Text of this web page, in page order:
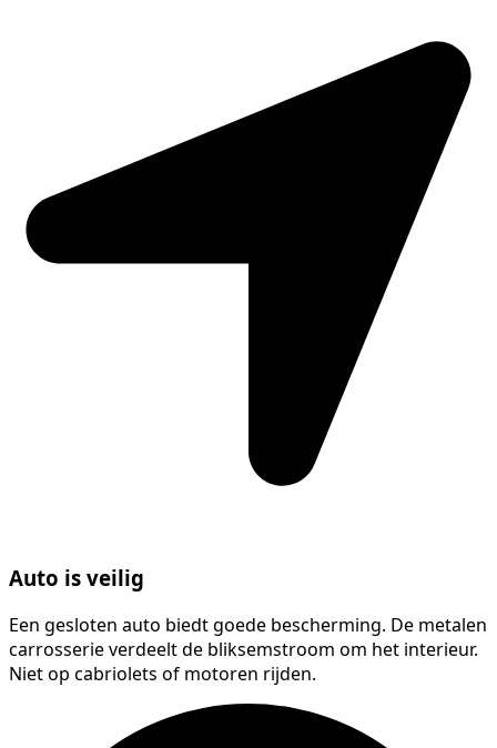
Auto is veilig
Een gesloten auto biedt goede bescherming. De metalen
carrosserie verdeelt de bliksemstroom om het interieur.
Niet op cabriolets of motoren rijden.